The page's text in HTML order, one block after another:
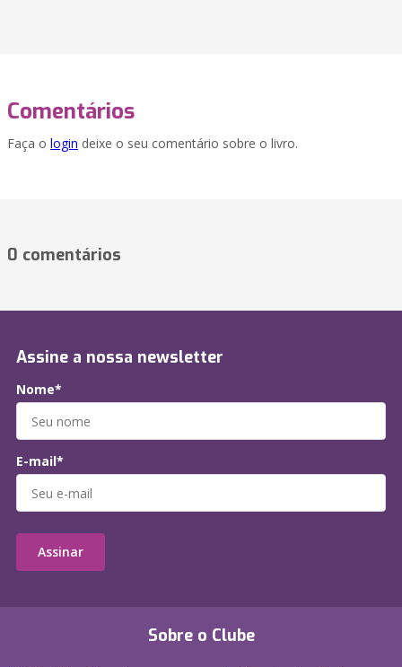
Comentários
Faça o login deixe o seu comentário sobre o livro.
0 comentários
Sobre o Clube
Assine a nossa newsletter
Nome*
E-mail*
Assinar